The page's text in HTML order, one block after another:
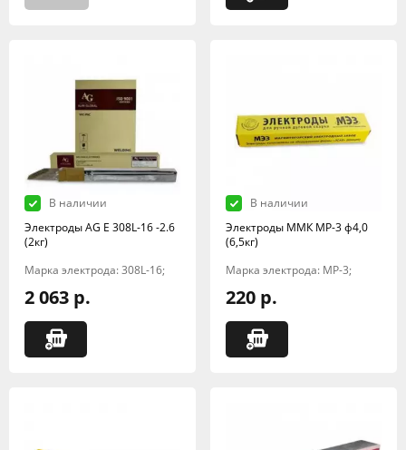
В наличии
Электроды AG E 308L-16 -2.6
(2кг)
Марка электрода: 308L-16;
2 063 р.
В наличии
Электроды ММК МР-3 ф4,0
(6,5кг)
Марка электрода: МР-3;
220 р.